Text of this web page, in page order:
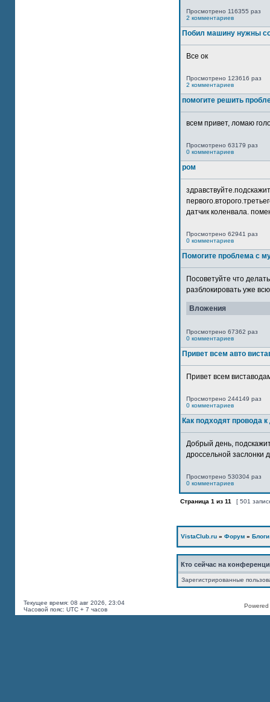
Просмотрено 116355 раз
2 комментариев
Побил машину нужны
Все ок
Просмотрено 123616 раз
2 комментариев
помогите решить
всем привет, ломаю
Просмотрено 63179 раз
0 комментариев
ром
датчик коленвала.
Просмотрено 62941 раз
0 комментариев
Помогите проблема с
Посоветуйте что
разблокировать уже
Вложения
Просмотрено 67362 раз
0 комментариев
Привет всем авто
Привет всем
Просмотрено 244149 раз
0 комментариев
Как подходят провода
Добрый день,
дроссельной заслонки
Просмотрено 530304 раз
0 комментариев
Страница 1 из 11 [ 501
VistaClub.ru » Форум » Блоги
Кто сейчас на
Зарегистрированные
Текущее время: 08 авг 2026, 23:04
Часовой пояс: UTC + 7 часов